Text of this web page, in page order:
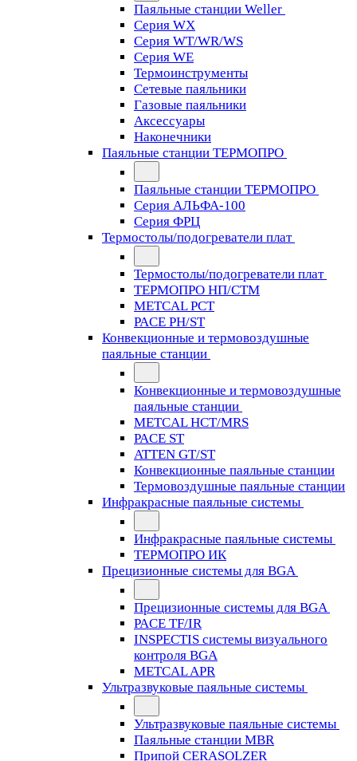
Паяльные станции Weller
Серия WX
Серия WT/WR/WS
Серия WE
Термоинструменты
Сетевые паяльники
Газовые паяльники
Аксессуары
Наконечники
Паяльные станции ТЕРМОПРО
Паяльные станции ТЕРМОПРО
Серия АЛЬФА-100
Серия ФРЦ
Термостолы/подогреватели плат
Термостолы/подогреватели плат
ТЕРМОПРО НП/СТМ
METCAL PCT
PACE PH/ST
Конвекционные и термовоздушные
паяльные станции
Конвекционные и термовоздушные
паяльные станции
METCAL HCT/MRS
PACE ST
ATTEN GT/ST
Конвекционные паяльные станции
Термовоздушные паяльные станции
Инфракрасные паяльные системы
Инфракрасные паяльные системы
ТЕРМОПРО ИК
Прецизионные системы для BGA
Прецизионные системы для BGA
PACE TF/IR
INSPECTIS системы визуального
контроля BGA
METCAL APR
Ультразвуковые паяльные системы
Ультразвуковые паяльные системы
Паяльные станции MBR
Припой CERASOLZER